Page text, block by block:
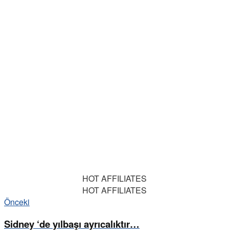
HOT AFFILIATES
HOT AFFILIATES
Önceki
Sidney ‘de yılbaşı ayrıcalıktır…